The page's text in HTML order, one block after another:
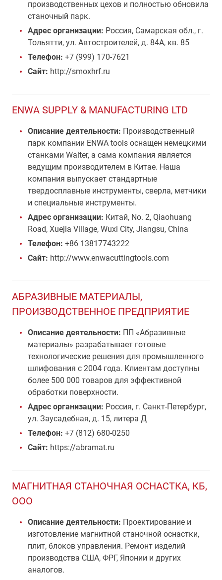
производственных цехов и полностью обновила
станочный парк.
Адрес организации: Россия, Самарская обл., г.
Тольятти, ул. Автостроителей, д. 84А, кв. 85
Телефон: +7 (999) 170-7621
Сайт: http://smoxhrf.ru
ENWA SUPPLY & MANUFACTURING LTD
Описание деятельности: Производственный
парк компании ENWA tools оснащен немецкими
станками Walter, а сама компания является
ведущим производителем в Китае. Наша
компания выпускает стандартные
твердосплавные инструменты, сверла, метчики
и специальные инструменты.
Адрес организации: Китай, No. 2, Qiaohuang
Road, Xuejia Village, Wuxi City, Jiangsu, China
Телефон: +86 13817743222
Сайт: http://www.enwacuttingtools.com
АБРАЗИВНЫЕ МАТЕРИАЛЫ,
ПРОИЗВОДСТВЕННОЕ ПРЕДПРИЯТИЕ
Описание деятельности: ПП «Абразивные
материалы» разрабатывает готовые
технологические решения для промышленного
шлифования с 2004 года. Клиентам доступны
более 500 000 товаров для эффективной
обработки поверхности.
Адрес организации: Россия, г. Санкт-Петербург,
ул. Заусадебная, д. 15, литера Д
Телефон: +7 (812) 680-0250
Сайт: https://abramat.ru
МАГНИТНАЯ СТАНОЧНАЯ ОСНАСТКА, КБ,
ООО
Описание деятельности: Проектирование и
изготовление магнитной станочной оснастки,
плит, блоков управления. Ремонт изделий
производства США, ФРГ, Японии и других
аналогов.